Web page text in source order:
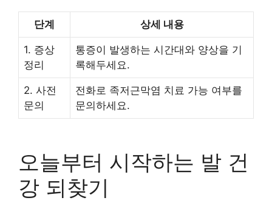
단계 상세 내용
1. 증상
정리
통증이 발생하는 시간대와 양상을 기
록해두세요.
2. 사전
문의
전화로 족저근막염 치료 가능 여부를
문의하세요.
오늘부터 시작하는 발 건
강 되찾기